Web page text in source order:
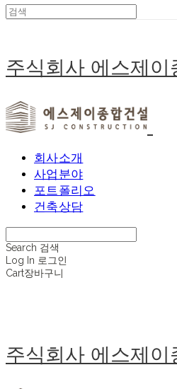
주식회사 에스제이
회사소개
사업분야
포트폴리오
건축상담
Search 검색
Log In 로그인
Cart장바구니
주식회사 에스제이